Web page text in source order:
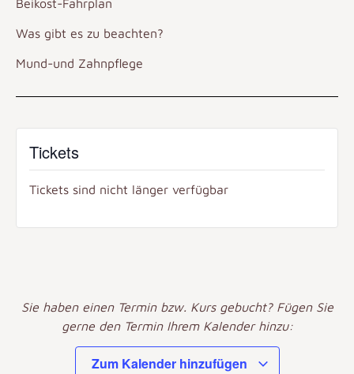
Beikost-Fahrplan
Was gibt es zu beachten?
Mund-und Zahnpflege
Tickets
Tickets sind nicht länger verfügbar
Sie haben einen Termin bzw. Kurs gebucht? Fügen Sie
gerne den Termin Ihrem Kalender hinzu:
Zum Kalender hinzufügen